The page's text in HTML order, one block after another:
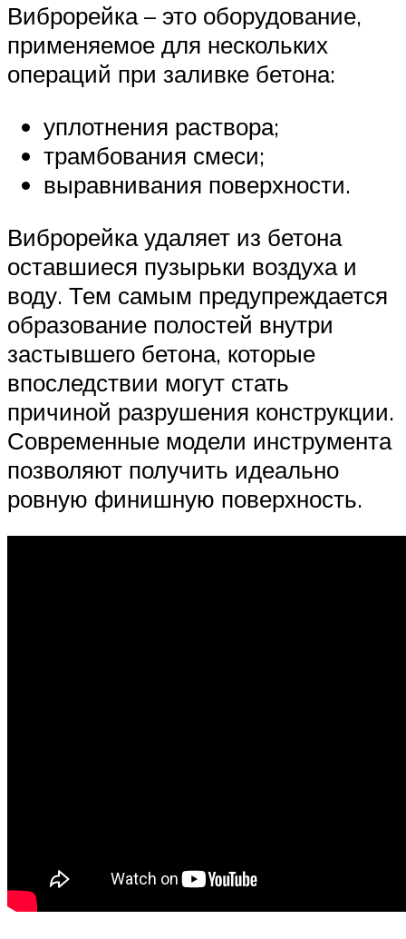
Виброрейка – это оборудование,
применяемое для нескольких
операций при заливке бетона:
уплотнения раствора;
трамбования смеси;
выравнивания поверхности.
Виброрейка удаляет из бетона
оставшиеся пузырьки воздуха и
воду. Тем самым предупреждается
образование полостей внутри
застывшего бетона, которые
впоследствии могут стать
причиной разрушения конструкции.
Современные модели инструмента
позволяют получить идеально
ровную финишную поверхность.